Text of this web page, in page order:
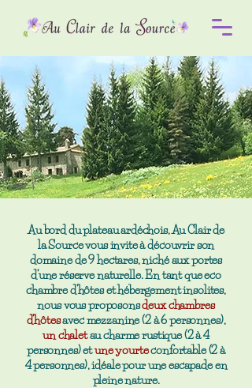
Au bord duplateau ardéchois, Au Clair de
la Source vous invite à découvrir son
domaine de 9 hectares, niché aux portes
d’une réserve naturelle. En tant que eco
chambre d’hôtes et hébergement insolites,
nous vous proposonsdeux chambres
d’hôtesavec mezzanine(2 à 6 personnes),
un chaletau charme rustique(2 à 4
personnes) etune yourteconfortable(2 à
4 personnes), idéale pour une escapade en
pleine nature.